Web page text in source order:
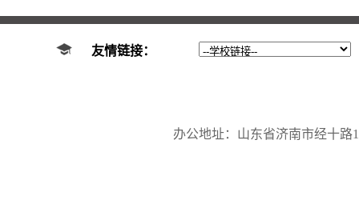
友情链接：
办公地址：山东省济南市经十路